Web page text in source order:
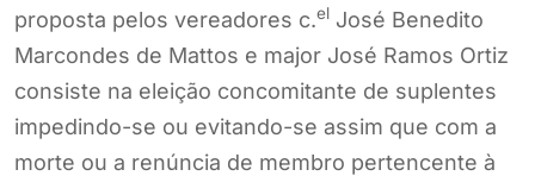
proposta pelos vereadores c.el José Benedito
Marcondes de Mattos e major José Ramos Ortiz
consiste na eleição concomitante de suplentes
impedindo-se ou evitando-se assim que com a
morte ou a renúncia de membro pertencente à